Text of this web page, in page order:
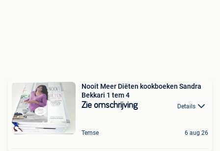
Nooit Meer Diëten kookboeken Sandra
Bekkari 1 tem 4
Zie omschrijving Details
Temse 6 aug 26